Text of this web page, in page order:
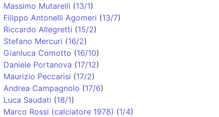
Massimo Mutarelli (13/1)
Filippo Antonelli Agomeri (13/7)
Riccardo Allegretti (15/2)
Stefano Mercuri (16/2)
Gianluca Comotto (16/10)
Daniele Portanova (17/12)
Maurizio Peccarisi (17/2)
Andrea Campagnolo (17/6)
Luca Saudati (18/1)
Marco Rossi (calciatore 1978) (1/4)